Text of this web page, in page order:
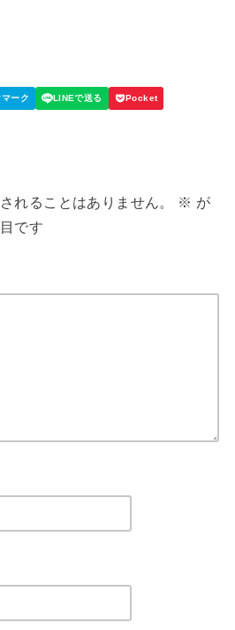
れることはありません。 ※ が
です